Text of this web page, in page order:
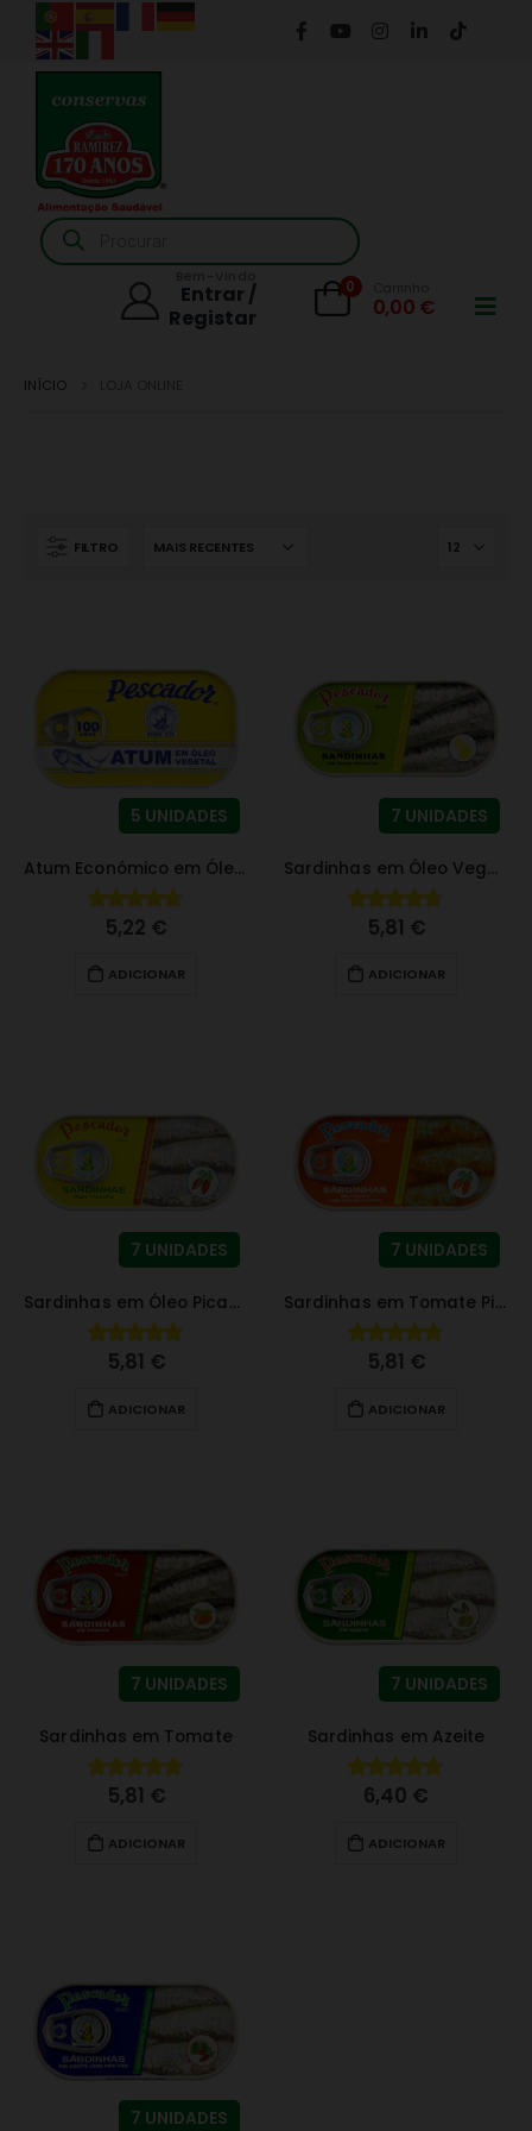
Products
search
Entrar /
Registar
0
0,00 €
INÍCIO
FILTRO
5 UNIDADES
Atum Económico em Óleo Vegetal
4.66fora de 5
5,22 €
ADICIONAR
7 UNIDADES
Sardinhas em Óleo Vegetal
4.67fora de 5
5,81 €
ADICIONAR
7 UNIDADES
Sardinhas em Óleo Picante
4.79fora de 5
5,81 €
ADICIONAR
7 UNIDADES
Sardinhas em Tomate Picante
4.70fora de 5
5,81 €
ADICIONAR
7 UNIDADES
Sardinhas em Tomate
4.79fora de 5
5,81 €
ADICIONAR
7 UNIDADES
Sardinhas em Azeite
4.69fora de 5
6,40 €
ADICIONAR
7 UNIDADES